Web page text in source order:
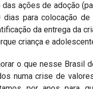
ações de adoção
dias para colocação
da entrega da
criança e
o que nesse
numa crise de